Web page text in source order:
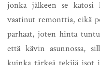
jonka jälkeen se
vaatinut remonttia, eikä
parhaat, joten hinta
että kävin asunnossa,